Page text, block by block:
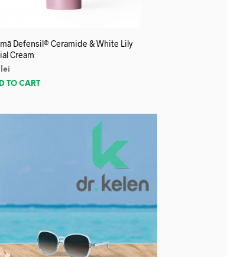
Defensil® Ceramide & White Lily
Cream
lei
TO CART